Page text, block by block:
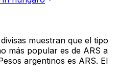
muestran que el tipo
más popular es de ARS a
argentinos es ARS. El